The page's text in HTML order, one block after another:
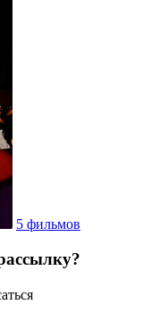
5 фильмов